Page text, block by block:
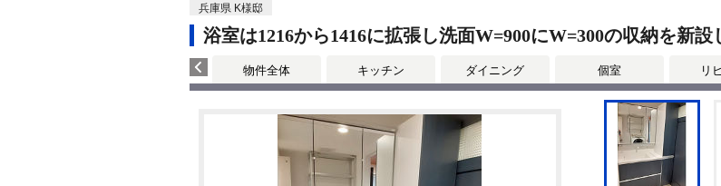
兵庫県 K様邸
浴室は1216から1416に拡張し洗面W=900にW=300の収納を新
物件全体 キッチン ダイニング 個室 リ